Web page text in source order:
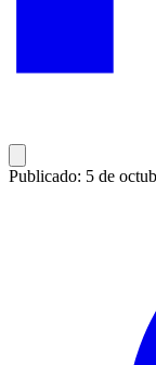
Publicado: 5 de